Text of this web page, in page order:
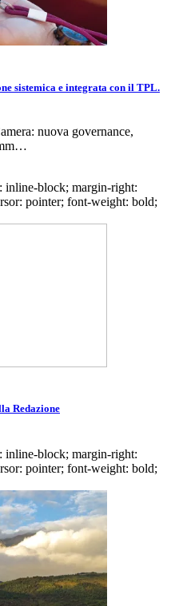
sistemica e integrata con il TPL.
nuova governance,
inline-block; margin-right:
pointer; font-weight: bold;
Redazione
inline-block; margin-right:
pointer; font-weight: bold;